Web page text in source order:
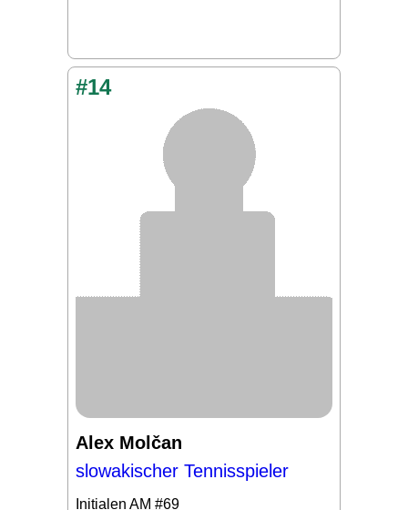
#14
Alex Molčan
slowakischer Tennisspieler
Initialen AM #69